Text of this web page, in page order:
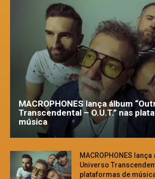
MACROPHONES lança álbum
Transcendental – O.U.T.” nas
música
MACROPHONES
Universo
plataformas de